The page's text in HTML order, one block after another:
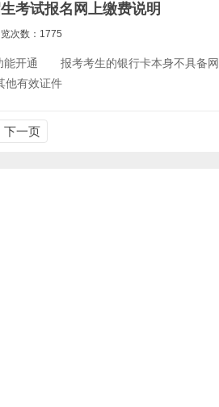
考试报名网上缴费说明
次数：1775
通 报考考生的银行卡本身不具备
他有效证件
下一页